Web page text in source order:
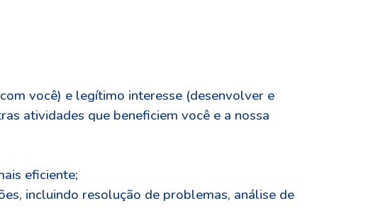
você) e legítimo interesse (desenvolver e
atividades que beneficiem você e a nossa
eficiente;
incluindo resolução de problemas, análise de